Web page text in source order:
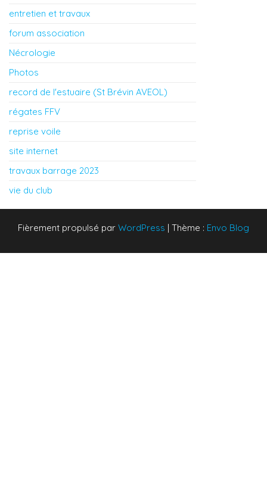
entretien et travaux
forum association
Nécrologie
Photos
record de l'estuaire (St Brévin AVEOL)
régates FFV
reprise voile
site internet
travaux barrage 2023
vie du club
Fièrement propulsé par WordPress | Thème : Envo Blog